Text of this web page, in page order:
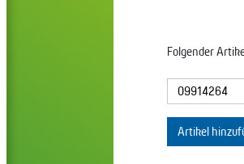
Folgender
Artikel